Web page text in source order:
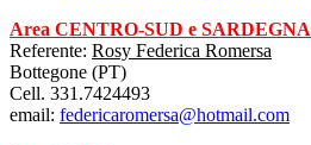
Area CENTRO-SUD e SARDEGNA
Referente: Rosy Federica Romersa
Bottegone (PT)
Cell. 331.7424493
email: federicaromersa@hotmail.com